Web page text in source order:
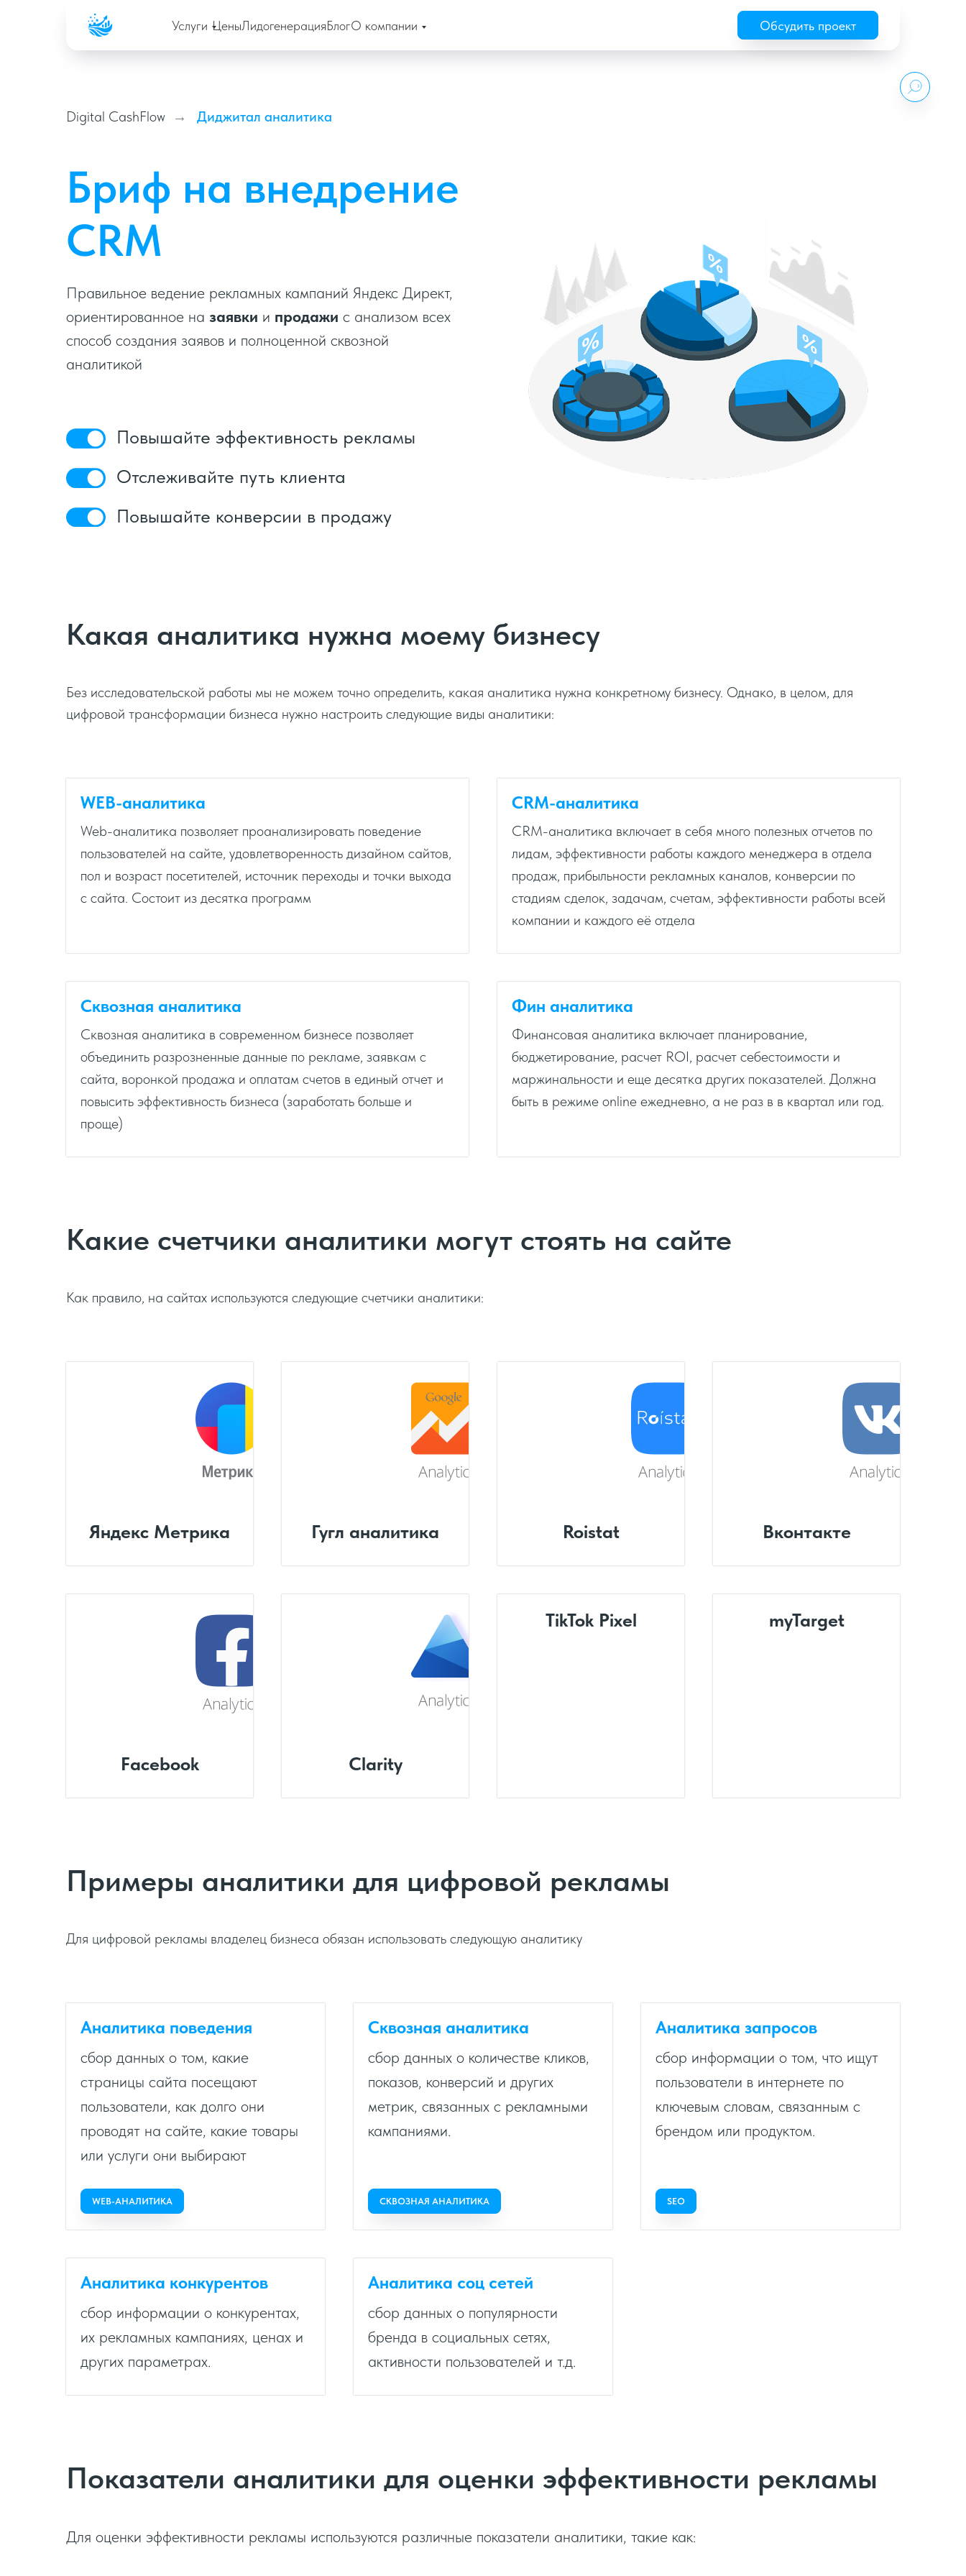
Услуги ЦеныЛидогенерацияБлогО компании Обсудить проект
Digital CashFlow → Диджитал аналитика
Бриф на внедрение
CRM
Правильное ведение рекламных кампаний Яндекс Директ,
ориентированное на заявки и продажи с анализом всех
способ создания заявов и полноценной сквозной
аналитикой
Повышайте эффективность рекламы
Отслеживайте путь клиента
Повышайте конверсии в продажу
Какая аналитика нужна моему бизнесу
Без исследовательской работы мы не можем точно определить, какая аналитика нужна конкретному бизнесу. Однако, в целом, для
цифровой трансформации бизнеса нужно настроить следующие виды аналитики:
WEB-аналитика
Web-аналитика позволяет проанализировать поведение
пользователей на сайте, удовлетворенность дизайном сайтов,
пол и возраст посетителей, источник переходы и точки выхода
с сайта. Состоит из десятка программ
CRM-аналитика
CRM-аналитика включает в себя много полезных отчетов по
лидам, эффективности работы каждого менеджера в отдела
продаж, прибыльности рекламных каналов, конверсии по
стадиям сделок, задачам, счетам, эффективности работы всей
компании и каждого её отдела
Сквозная аналитика
Сквозная аналитика в современном бизнесе позволяет
объединить разрозненные данные по рекламе, заявкам с
сайта, воронкой продажа и оплатам счетов в единый отчет и
повысить эффективность бизнеса (заработать больше и
проще)
Фин аналитика
Финансовая аналитика включает планирование,
бюджетирование, расчет ROI, расчет себестоимости и
маржинальности и еще десятка других показателей. Должна
быть в режиме online ежедневно, а не раз в в квартал или год.
Какие счетчики аналитики могут стоять на сайте
Как правило, на сайтах используются следующие счетчики аналитики:
Яндекс Метрика Гугл аналитика Roistat Вконтакте
Facebook Clarity
TikTok Pixel myTarget
Примеры аналитики для цифровой рекламы
Для цифровой рекламы владелец бизнеса обязан использовать следующую аналитику
Аналитика поведения
сбор данных о том, какие
страницы сайта посещают
пользователи, как долго они
проводят на сайте, какие товары
или услуги они выбирают
WEB-АНАЛИТИКА
Сквозная аналитика
сбор данных о количестве кликов,
показов, конверсий и других
метрик, связанных с рекламными
кампаниями.
СКВОЗНАЯ АНАЛИТИКА
Аналитика запросов
сбор информации о том, что ищут
пользователи в интернете по
ключевым словам, связанным с
брендом или продуктом.
SEO
Аналитика конкурентов
сбор информации о конкурентах,
их рекламных кампаниях, ценах и
других параметрах.
Аналитика соц сетей
сбор данных о популярности
бренда в социальных сетях,
активности пользователей и т.д.
Показатели аналитики для оценки эффективности рекламы
Для оценки эффективности рекламы используются различные показатели аналитики, такие как: